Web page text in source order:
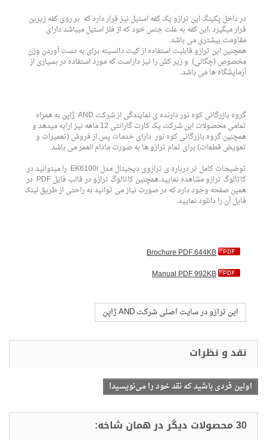
در داخل پکینگ این ترازو یک کفه استیل نیز قرار دارد که بر روی کفه زیرین
قرار میگیرد ،این کفه به علت جنس خود که از فلز استیل میباشد دارای
مقاومت بیشتری می باشد.
همچنین این ترازو قابلیت استفاده از کیت دانسیته برای به دست آوردن وزن
مخصوص (چگالی) و زیر کش را نیز داراست.که مورد استفاده در بسیاری از
آزمایشگاه ها می باشد.
گروه بازرگانی کوه نور دارنده ی نمایندگی از شرکت AND ژاپن به همراه
تمامی محصولات این شرکت یک کارت گارانتی 12 ماهه نیز ارایه میدهد و
همچنین گروه بازرگانی کوه نور دارای خدمات پس از فروش (تعمیرات و
تعویض قطعات) برای تمام ترازو ها به صورت مادام العمر می باشد.
توضیحات کامل تر درباره ی ترازوی دیجیتال مدل EK6100i را میتوانید در
کاتالوگ ترازو مشاهده نمایید.همچنین کاتالوگ ترازو در قالب فایل PDF در
همین صفحه وجود دارد که در صورت نیاز می توانید به راحتی از طریق لینک
فایل آن را دانلود نمایید.
Brochure PDF 644KB
Manual PDF 992KB
این ترازو در سایت اصلی شرکت AND ژاپن
اولین فردی باشید که نقد خود را می‌نویسید!